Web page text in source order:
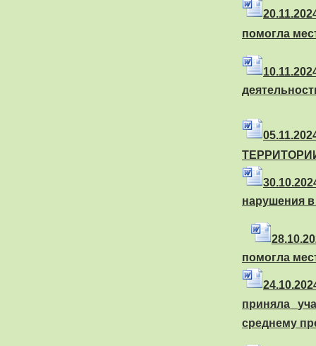
20
помогла
10
05
30
нарушения
28
помогла
24
приняла
среднему